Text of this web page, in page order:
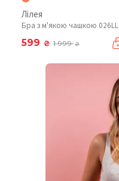
Лілея
Бра з м'якою чашкою 026LL
599 ₴ 1 999₴